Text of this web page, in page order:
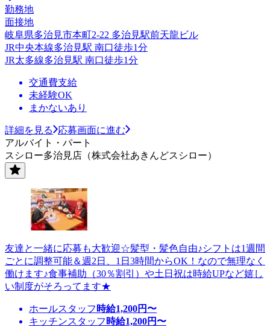
勤務地
面接地
岐阜県多治見市本町2-22 多治見駅前天龍ビル
JR中央本線多治見駅 南口徒歩1分
JR太多線多治見駅 南口徒歩1分
交通費支給
未経験OK
まかないあり
詳細を見る
応募画面に進む
アルバイト・パート
スシロー多治見店（株式会社あきんどスシロー）
友達と一緒に応募も大歓迎☆髪型・髪色自由♪シフトは1週間
ごとに調整可能＆週2日、1日3時間からOK！なので無理なく
働けます♪食事補助（30％割引）や土日祝は時給UPなど嬉し
い制度がそろってます★
ホールスタッフ 時給1,200円〜
キッチンスタッフ 時給1,200円〜